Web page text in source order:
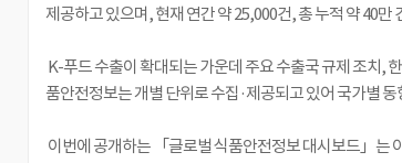
제공하고 있으며, 현재 연간 약 25,000건, 총 누적 약 40만
K-푸드 수출이 확대되는 가운데 주요 수출국 규제 조치,
품안전정보는 개별 단위로 수집·제공되고 있어 국가별
이번에 공개하는 「글로벌 식품안전정보 대시보드」는